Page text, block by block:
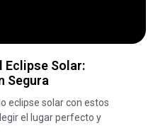
Eclipse Solar:
Segura
eclipse solar con estos
el lugar perfecto y